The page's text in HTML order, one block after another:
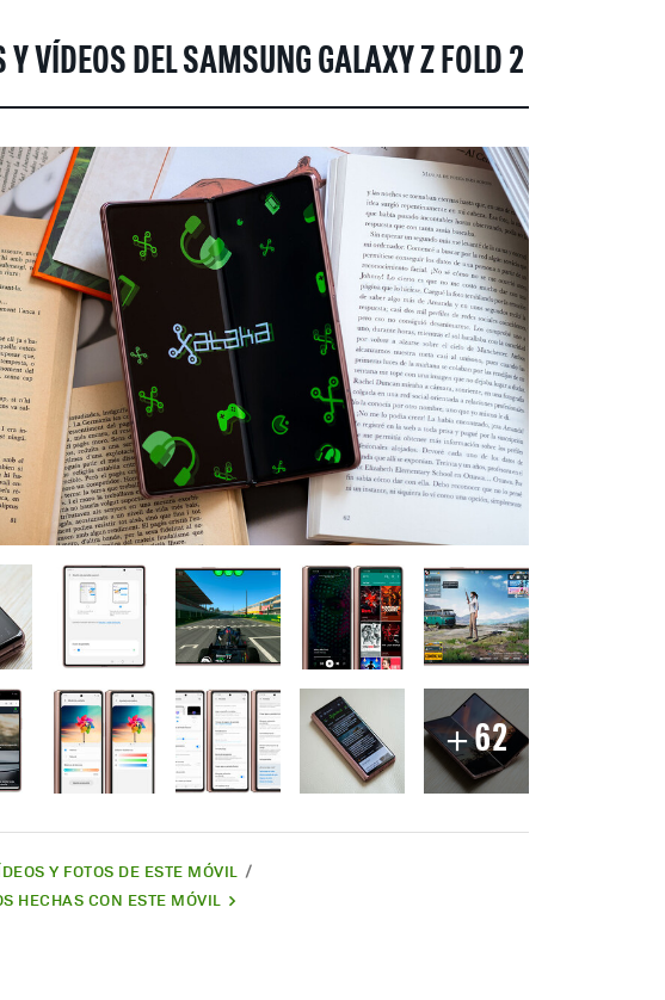
Y VÍDEOS DEL SAMSUNG GALAXY Z FOLD 2
62
Y FOTOS DE ESTE MÓVIL
HECHAS CON ESTE MÓVIL